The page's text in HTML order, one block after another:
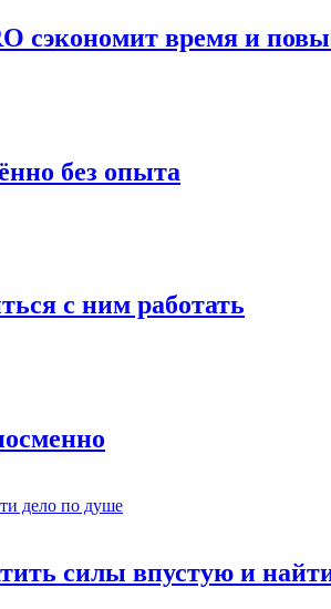
сэкономит время и
без опыта
с ним работать
силы впустую и